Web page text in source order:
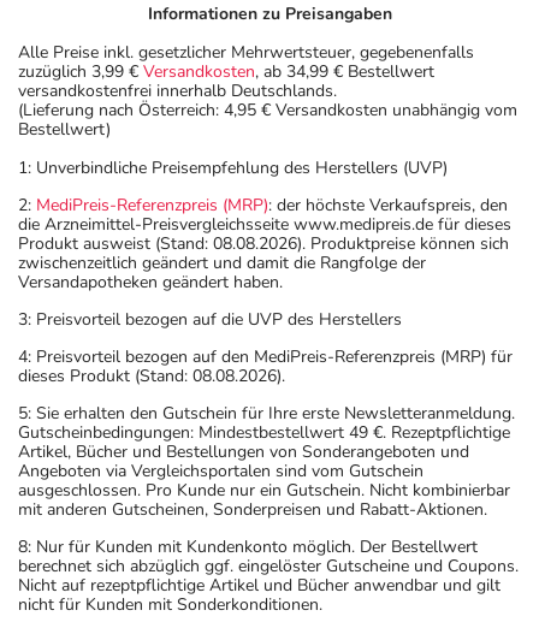
Informationen zu Preisangaben
Alle Preise inkl. gesetzlicher Mehrwertsteuer, gegebenenfalls
zuzüglich 3,99 € Versandkosten, ab 34,99 € Bestellwert
versandkostenfrei innerhalb Deutschlands.
(Lieferung nach Österreich: 4,95 € Versandkosten unabhängig vom
Bestellwert)
1: Unverbindliche Preisempfehlung des Herstellers (UVP)
2: MediPreis-Referenzpreis (MRP): der höchste Verkaufspreis, den
die Arzneimittel-Preisvergleichsseite www.medipreis.de für dieses
Produkt ausweist (Stand: 08.08.2026). Produktpreise können sich
zwischenzeitlich geändert und damit die Rangfolge der
Versandapotheken geändert haben.
3: Preisvorteil bezogen auf die UVP des Herstellers
4: Preisvorteil bezogen auf den MediPreis-Referenzpreis (MRP) für
dieses Produkt (Stand: 08.08.2026).
5: Sie erhalten den Gutschein für Ihre erste Newsletteranmeldung.
Gutscheinbedingungen: Mindestbestellwert 49 €. Rezeptpflichtige
Artikel, Bücher und Bestellungen von Sonderangeboten und
Angeboten via Vergleichsportalen sind vom Gutschein
ausgeschlossen. Pro Kunde nur ein Gutschein. Nicht kombinierbar
mit anderen Gutscheinen, Sonderpreisen und Rabatt-Aktionen.
8: Nur für Kunden mit Kundenkonto möglich. Der Bestellwert
berechnet sich abzüglich ggf. eingelöster Gutscheine und Coupons.
Nicht auf rezeptpflichtige Artikel und Bücher anwendbar und gilt
nicht für Kunden mit Sonderkonditionen.